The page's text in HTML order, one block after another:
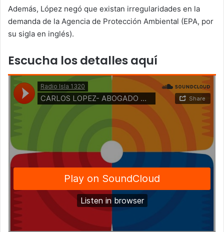
Además, López negó que existan irregularidades en la
demanda de la Agencia de Protección Ambiental (EPA, por
su sigla en inglés).
Escucha los detalles aquí